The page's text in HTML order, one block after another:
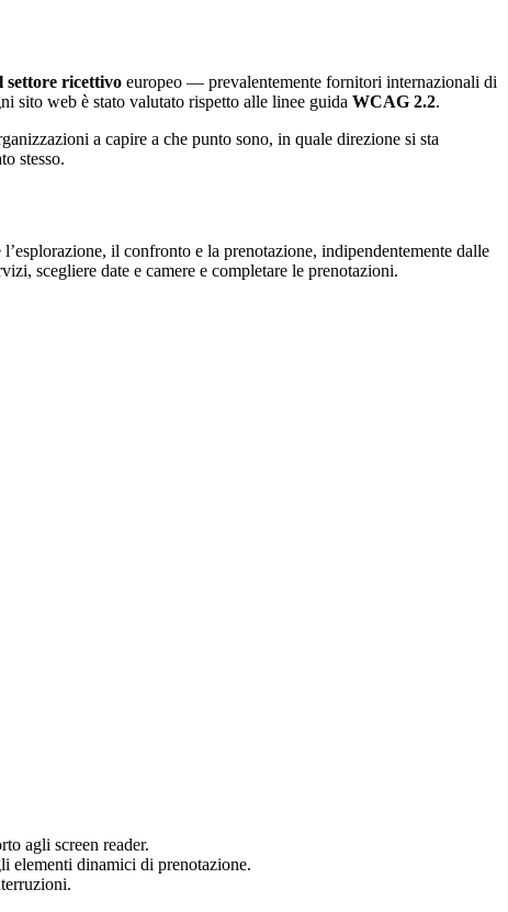
settore ricettivo europeo — prevalentemente fornitori internazionali di
web è stato valutato rispetto alle linee guida WCAG 2.2.
a capire a che punto sono, in quale direzione si sta
stesso.
il confronto e la prenotazione, indipendentemente dalle
scegliere date e camere e completare le prenotazioni.
agli screen reader.
elementi dinamici di prenotazione.